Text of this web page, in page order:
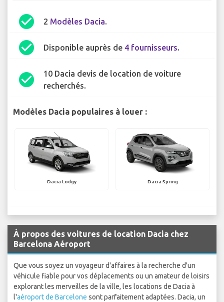
check_circle 2 Modèles Dacia.
check_circle Disponible auprès de 4 fournisseurs.
check_circle
10 Dacia devis de location de voiture
recherchés.
Modèles Dacia populaires à louer :
Dacia Lodgy Dacia Spring
À propos des voitures de location Dacia chez
Barcelona Aéroport
Que vous soyez un voyageur d'affaires à la recherche d'un
véhicule fiable pour vos déplacements ou un amateur de loisirs
explorant les merveilles de la ville, les locations de Dacia à
l'aéroport de Barcelone sont parfaitement adaptées. Dacia, un